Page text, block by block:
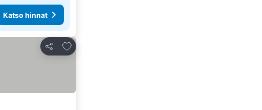
Katso hinnat
Jaa
Lisää suosikkeihin